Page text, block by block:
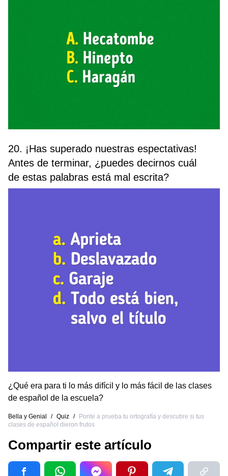
20. ¡Has superado nuestras espectativas!
Antes de terminar, ¿puedes decirnos cuál
de estas palabras está mal escrita?
¿Qué era para ti lo más difícil y lo más fácil de las clases
de español de la escuela?
Bella y Genial / Quiz /
Ponte a prueba tu ortografía y descubre si tus
clases de español dieron frutos
Compartir este artículo